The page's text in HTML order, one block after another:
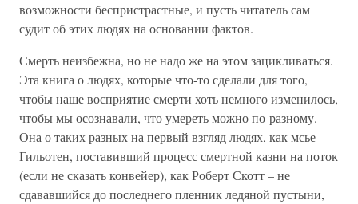
возможности беспристрастные, и пусть читатель сам
судит об этих людях на основании фактов.
Смерть неизбежна, но не надо же на этом зацикливаться.
Эта книга о людях, которые что-то сделали для того,
чтобы наше восприятие смерти хоть немного изменилось,
чтобы мы осознавали, что умереть можно по-разному.
Она о таких разных на первый взгляд людях, как мсье
Гильотен, поставивший процесс смертной казни на поток
(если не сказать конвейер), как Роберт Скотт – не
сдававшийся до последнего пленник ледяной пустыни,